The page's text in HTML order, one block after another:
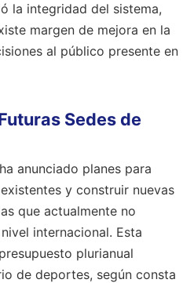
la integridad del sistema,
margen de mejora en la
al público presente en
Sedes de
anunciado planes para
y construir nuevas
que actualmente no
internacional. Esta
plurianual
de deportes, según consta